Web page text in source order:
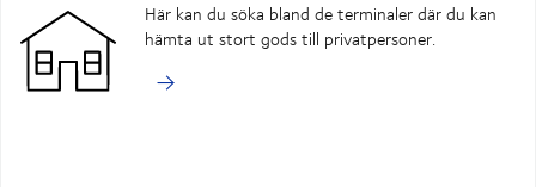
Här kan du söka bland de terminaler där du kan
hämta ut stort gods till privatpersoner.